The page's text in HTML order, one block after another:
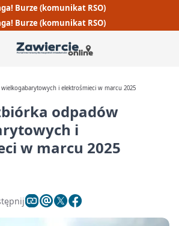
Burze (komunikat RSO)
Burze (komunikat RSO)
i elektrośmieci w marcu 2025
odpadów
i
w marcu 2025